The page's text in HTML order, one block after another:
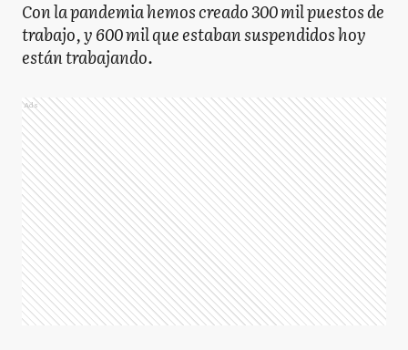
Con la pandemia hemos creado 300 mil puestos de
trabajo, y 600 mil que estaban suspendidos hoy
están trabajando.
Ads